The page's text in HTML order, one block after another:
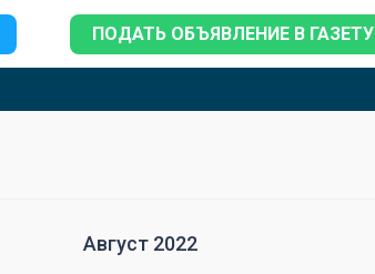
ПОДАТЬ ОБЪЯВЛЕНИЕ В ГАЗЕТУ
Август 2022